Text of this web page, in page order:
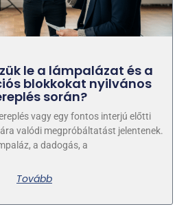
le a lámpalázat és a
blokkokat nyilvános
során?
vagy egy fontos interjú előtti
valódi megpróbáltatást jelentenek.
a dadogás, a
Tovább